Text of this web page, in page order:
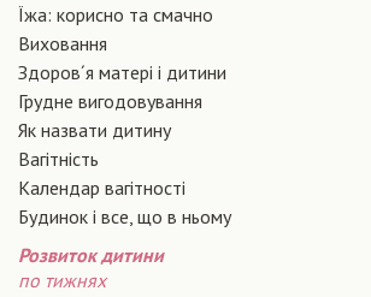
Їжа: корисно та смачно
Виховання
Здоров´я матері і дитини
Грудне вигодовування
Як назвати дитину
Вагiтнiсть
Календар вагітності
Будинок і все, що в ньому
Розвиток дитини
по тижнях